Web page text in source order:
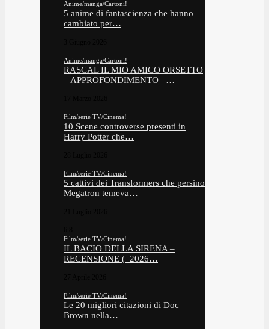
Anime/manga/Cartoni!
5 anime di fantascienza che hanno
cambiato per…
Anime/manga/Cartoni!
RASCAL IL MIO AMICO ORSETTO
– APPROFONDIMENTO –…
Film/serie TV/Cinema!
10 Scene controverse presenti in
Harry Potter che…
Film/serie TV/Cinema!
5 cattivi dei Transformers che persino
Megatron temeva…
Film/serie TV/Cinema!
IL BACIO DELLA SIRENA –
RECENSIONE ( 2026…
Film/serie TV/Cinema!
Le 20 migliori citazioni di Doc
Brown nella…